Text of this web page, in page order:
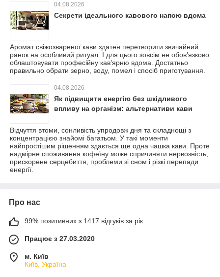
04.08.2026
Секрети ідеального кавового напою вдома
Аромат свіжозвареної кави здатен перетворити звичайний
ранок на особливий ритуал. І для цього зовсім не обов’язково
облаштовувати професійну кав’ярню вдома. Достатньо
правильно обрати зерно, воду, помел і спосіб приготування.
04.08.2026
Як підвищити енергію без шкідливого
впливу на організм: альтернативи кави
Відчуття втоми, сонливість упродовж дня та складнощі з
концентрацією знайомі багатьом. У такі моменти
найпростішим рішенням здається ще одна чашка кави. Проте
надмірне споживання кофеїну може спричиняти нервозність,
прискорене серцебиття, проблеми зі сном і різкі перепади
енергії.
Про нас
99% позитивних з 1417 відгуків за рік
Працює з 27.03.2020
м. Київ
Київ, Україна